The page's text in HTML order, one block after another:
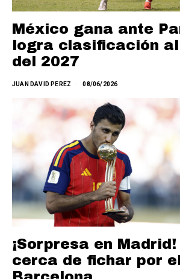
México gana ante
logra clasificación
del 2027
JUAN DAVID PEREZ 08/06/2026
¡Sorpresa en Madrid!
cerca de fichar por el